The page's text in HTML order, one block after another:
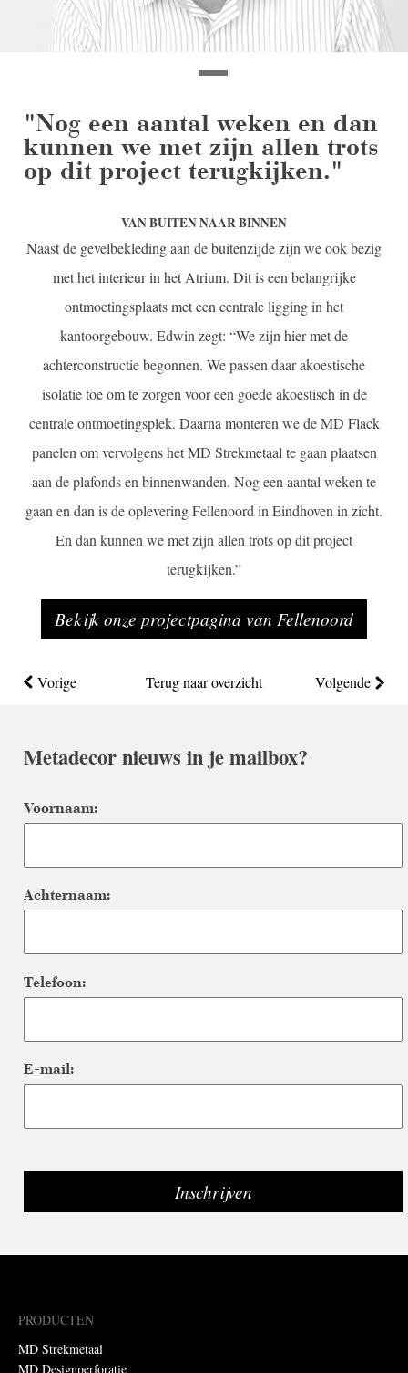
"Nog een aantal weken en dan
kunnen we met zijn allen trots
op dit project terugkijken."
VAN BUITEN NAAR BINNEN
Naast de gevelbekleding aan de buitenzijde zijn we ook bezig
met het interieur in het Atrium. Dit is een belangrijke
ontmoetingsplaats met een centrale ligging in het
kantoorgebouw. Edwin zegt: “We zijn hier met de
achterconstructie begonnen. We passen daar akoestische
isolatie toe om te zorgen voor een goede akoestisch in de
centrale ontmoetingsplek. Daarna monteren we de MD Flack
panelen om vervolgens het MD Strekmetaal te gaan plaatsen
aan de plafonds en binnenwanden. Nog een aantal weken te
gaan en dan is de oplevering Fellenoord in Eindhoven in zicht.
En dan kunnen we met zijn allen trots op dit project
terugkijken.”
Bekijk onze projectpagina van Fellenoord
Vorige Terug naar overzicht Volgende
Metadecor nieuws in je mailbox?
Voornaam:
Achternaam:
Telefoon:
E-mail:
PRODUCTEN
MD Strekmetaal
MD Designperforatie